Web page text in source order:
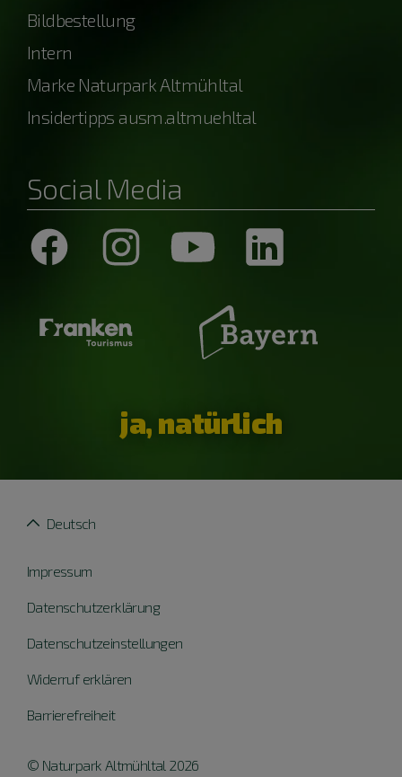
Bildbestellung
Intern
Marke Naturpark Altmühltal
Insidertipps ausm.altmuehltal
Social Media
ja, natürlich
Impressum
Datenschutzerklärung
Datenschutzeinstellungen
Widerruf erklären
Barrierefreiheit
Deutsch
© Naturpark Altmühltal 2026